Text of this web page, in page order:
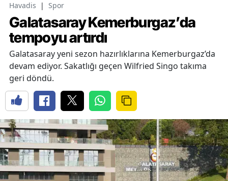
Havadis | Spor
Galatasaray Kemerburgaz’da
tempoyu artırdı
Galatasaray yeni sezon hazırlıklarına Kemerburgaz’da
devam ediyor. Sakatlığı geçen Wilfried Singo takıma
geri döndü.